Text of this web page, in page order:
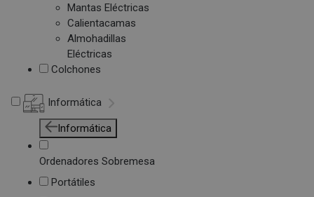
Mantas Eléctricas
Calientacamas
Almohadillas
Eléctricas
Colchones
Informática
Informática
Ordenadores Sobremesa
Portátiles